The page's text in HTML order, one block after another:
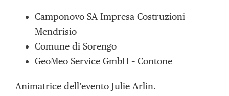
Camponovo SA Impresa Costruzioni –
Mendrisio
Comune di Sorengo
GeoMeo Service GmbH – Contone
Animatrice dell’evento Julie Arlin.